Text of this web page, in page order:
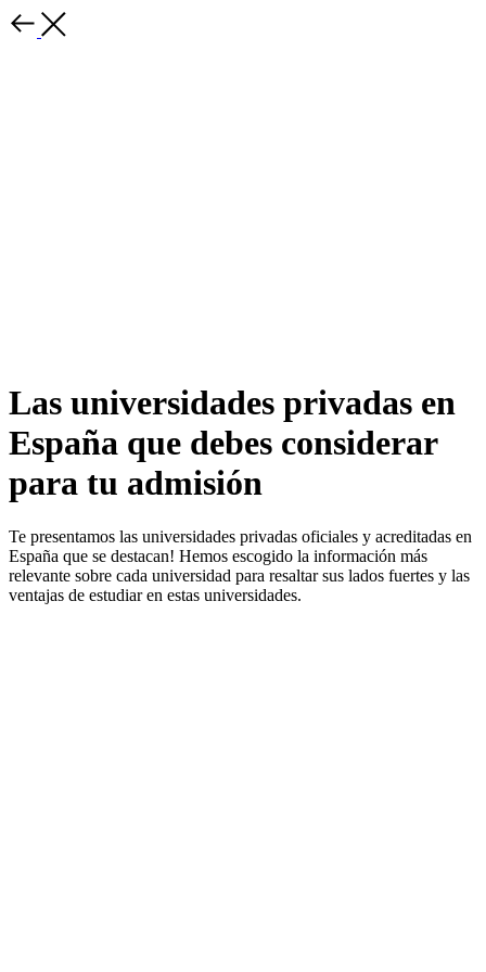
Las universidades privadas en
España que debes considerar
para tu admisión
Te presentamos las universidades privadas oficiales y acreditadas en
España que se destacan! Hemos escogido la información más
relevante sobre cada universidad para resaltar sus lados fuertes y las
ventajas de estudiar en estas universidades.